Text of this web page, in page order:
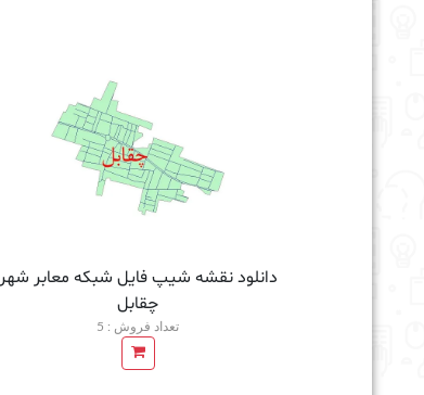
دانلود نقشه شیپ فایل شبکه معابر شهر
چقابل
تعداد فروش : 5